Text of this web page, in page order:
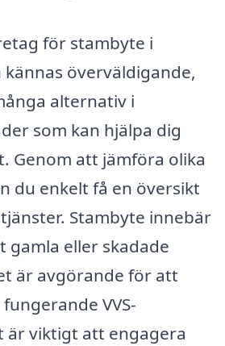
för stambyte i
överväldigande,
alternativ i
som kan hjälpa dig
Genom att jämföra olika
du enkelt få en översikt
Stambyte innebär
gamla eller skadade
är avgörande för att
VVS-
är viktigt att engagera